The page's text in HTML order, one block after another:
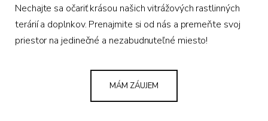
Nechajte sa očariť krásou našich vitrážových rastlinných
terárií a doplnkov. Prenajmite si od nás a premeňte svoj
priestor na jedinečné a nezabudnuteľné miesto!
MÁM ZÁUJEM